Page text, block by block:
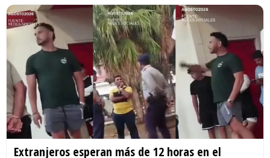
Extranjeros esperan más de 12 horas en el